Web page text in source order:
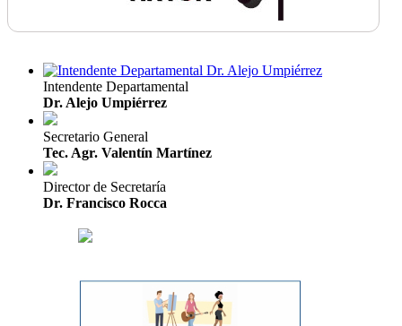
Intendente Departamental
Dr. Alejo Umpiérrez
Secretario General
Tec. Agr. Valentín Martínez
Director de Secretaría
Dr. Francisco Rocca